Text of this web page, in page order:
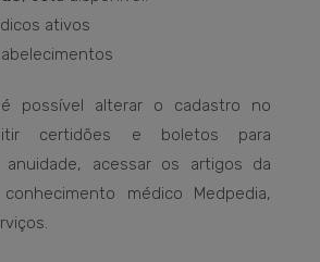
ativos
possível alterar o cadastro no
certidões e boletos para
anuidade, acessar os artigos da
médico Medpedia,